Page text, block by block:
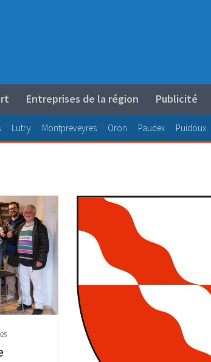
Entreprises de la région Publicité
Lutry Montpreveyres Oron Paudex Puidoux